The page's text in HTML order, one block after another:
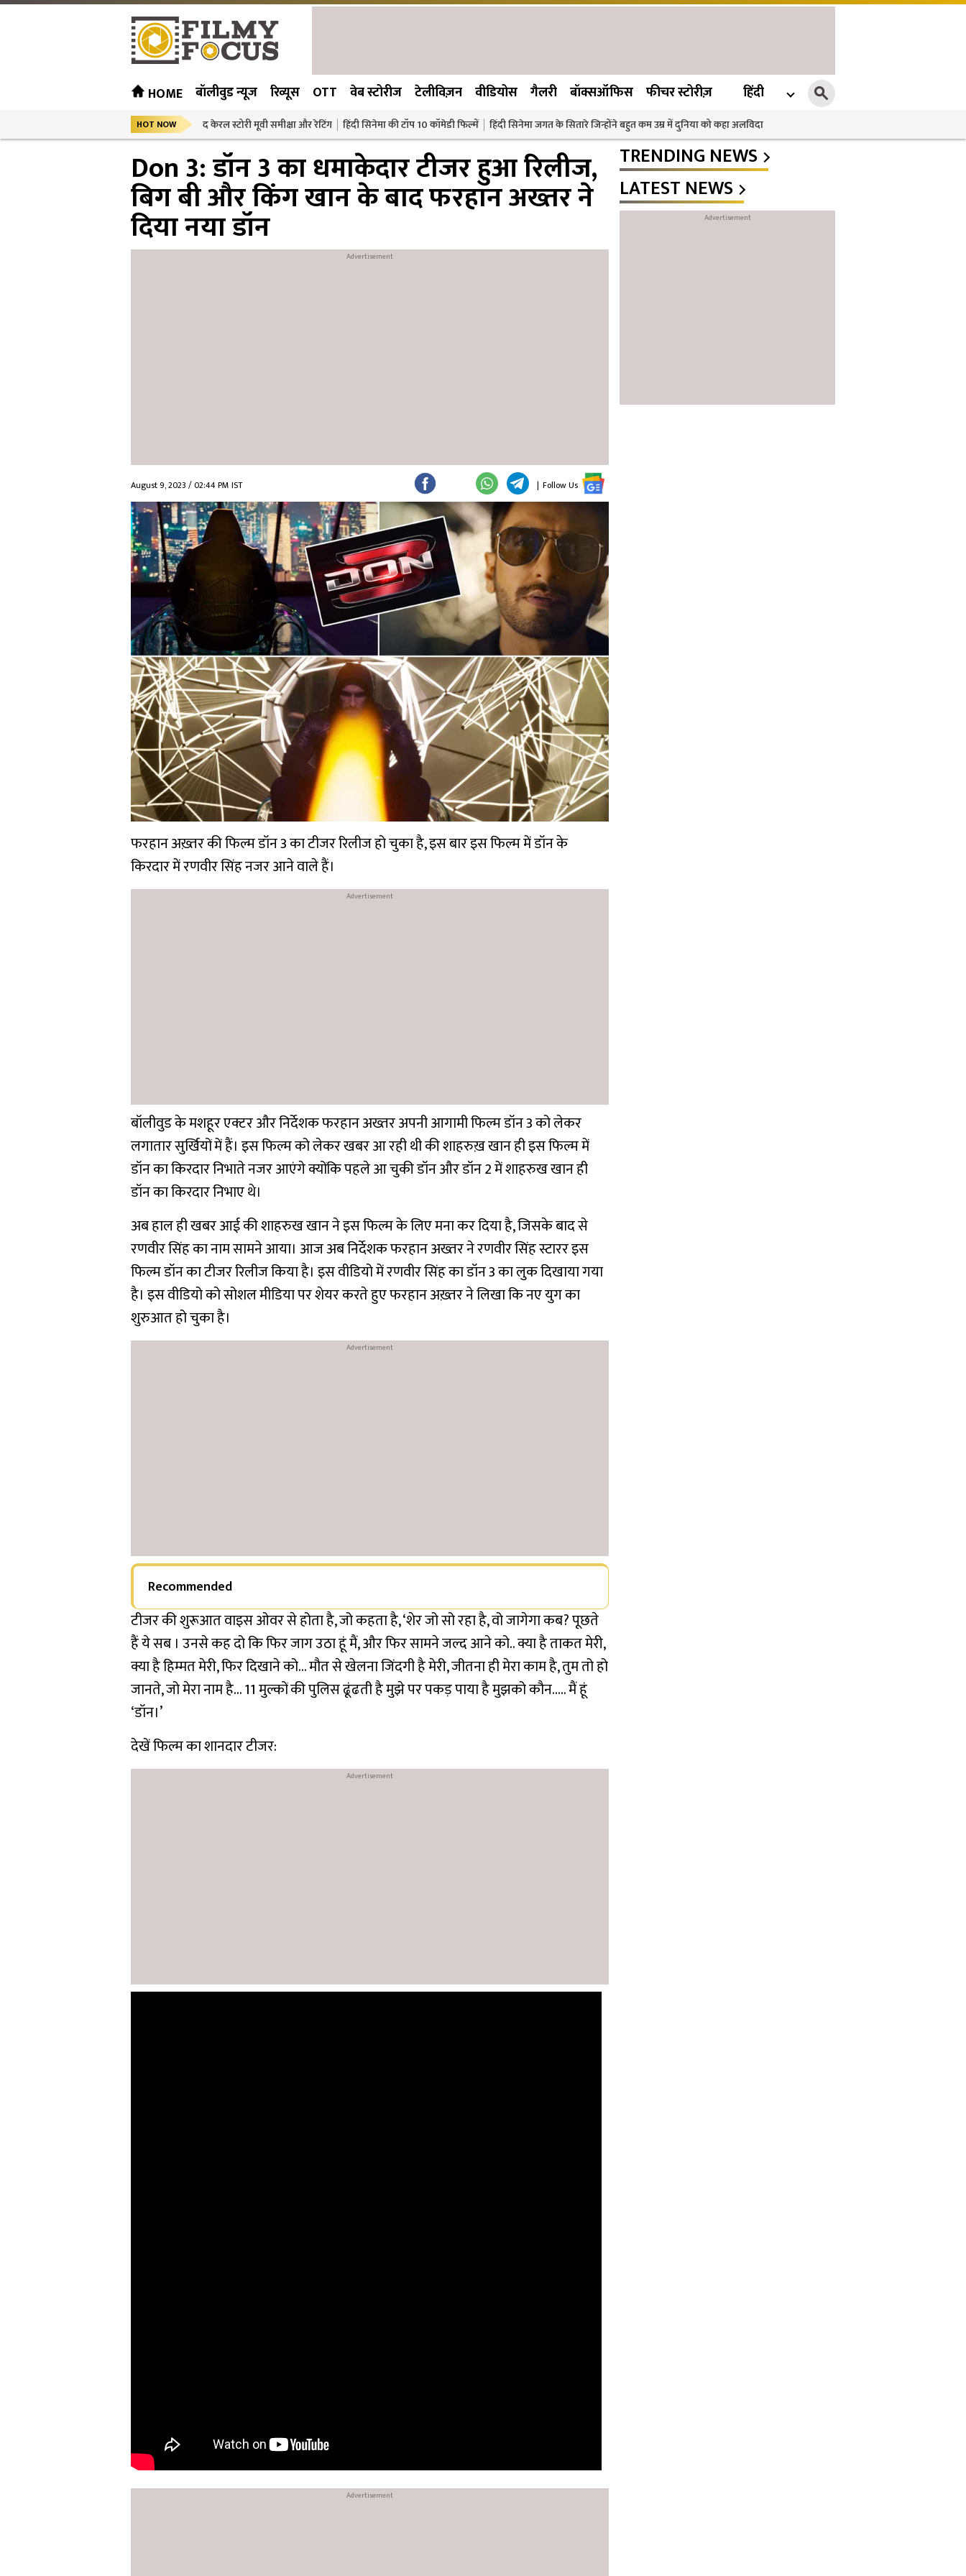
HOME बॉलीवुड न्यूज रिव्यूस OTT वेब स्टोरीज टेलीविज़न वीडियोस गैलरी बॉक्सऑफिस फीचर स्टोरीज़ हिंदी
HOT NOW द केरल स्टोरी मूवी समीक्षा और रेटिंग हिंदी सिनेमा की टॉप 10 कॉमेडी फिल्में हिंदी सिनेमा जगत के सितारे जिन्होंने बहुत कम उम्र में दुनिया को कहा अलविदा
Don 3: डॉन 3 का धमाकेदार टीजर हुआ रिलीज,
बिग बी और किंग खान के बाद फरहान अख्तर ने
दिया नया डॉन
August 9, 2023 / 02:44 PM IST | Follow Us
फरहान अख़्तर की फिल्म डॉन 3 का टीजर रिलीज हो चुका है, इस बार इस फिल्म में डॉन के
किरदार में रणवीर सिंह नजर आने वाले हैं।
बॉलीवुड के मशहूर एक्टर और निर्देशक फरहान अख्तर अपनी आगामी फिल्म डॉन 3 को लेकर
लगातार सुर्खियों में हैं। इस फिल्म को लेकर खबर आ रही थी की शाहरुख़ खान ही इस फिल्म में
डॉन का किरदार निभाते नजर आएंगे क्योंकि पहले आ चुकी डॉन और डॉन 2 में शाहरुख खान ही
डॉन का किरदार निभाए थे।
अब हाल ही खबर आई की शाहरुख खान ने इस फिल्म के लिए मना कर दिया है, जिसके बाद से
रणवीर सिंह का नाम सामने आया। आज अब निर्देशक फरहान अख्तर ने रणवीर सिंह स्टारर इस
फिल्म डॉन का टीजर रिलीज किया है। इस वीडियो में रणवीर सिंह का डॉन 3 का लुक दिखाया गया
है। इस वीडियो को सोशल मीडिया पर शेयर करते हुए फरहान अख़्तर ने लिखा कि नए युग का
शुरुआत हो चुका है।
Recommended
टीजर की शुरूआत वाइस ओवर से होता है, जो कहता है, ‘शेर जो सो रहा है, वो जागेगा कब? पूछते
हैं ये सब । उनसे कह दो कि फिर जाग उठा हूं मैं, और फिर सामने जल्द आने को.. क्या है ताकत मेरी,
क्या है हिम्मत मेरी, फिर दिखाने को… मौत से खेलना जिंदगी है मेरी, जीतना ही मेरा काम है, तुम तो हो
जानते, जो मेरा नाम है… 11 मुल्कों की पुलिस ढूंढती है मुझे पर पकड़ पाया है मुझको कौन….. मैं हूं
‘डॉन।’
देखें फिल्म का शानदार टीजर:
TRENDING NEWS
LATEST NEWS